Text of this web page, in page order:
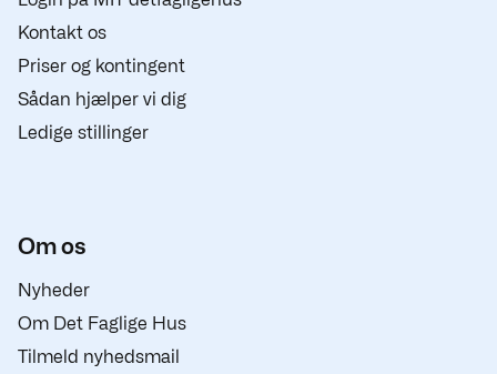
Kontakt os
Priser og kontingent
Sådan hjælper vi dig
Ledige stillinger
Om os
Nyheder
Om Det Faglige Hus
Tilmeld nyhedsmail